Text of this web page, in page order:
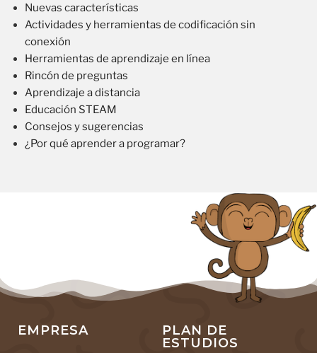
Nuevas características
Actividades y herramientas de codificación sin
conexión
Herramientas de aprendizaje en línea
Rincón de preguntas
Aprendizaje a distancia
Educación STEAM
Consejos y sugerencias
¿Por qué aprender a programar?
EMPRESA
PLAN DE
ESTUDIOS